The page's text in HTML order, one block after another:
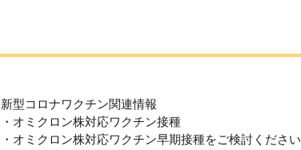
新型コロナワクチン関連情報
・オミクロン株対応ワクチン接種
・オミクロン株対応ワクチン早期接種をご検討ください